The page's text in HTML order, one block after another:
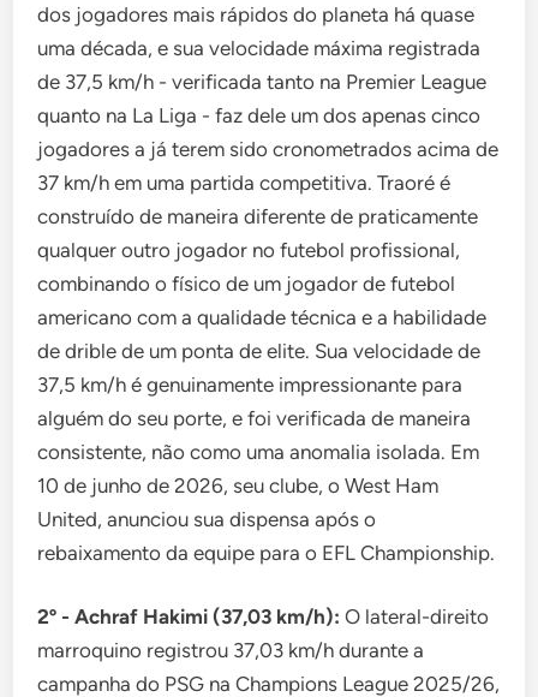
dos jogadores mais rápidos do planeta há quase
uma década, e sua velocidade máxima registrada
de 37,5 km/h - verificada tanto na Premier League
quanto na La Liga - faz dele um dos apenas cinco
jogadores a já terem sido cronometrados acima de
37 km/h em uma partida competitiva. Traoré é
construído de maneira diferente de praticamente
qualquer outro jogador no futebol profissional,
combinando o físico de um jogador de futebol
americano com a qualidade técnica e a habilidade
de drible de um ponta de elite. Sua velocidade de
37,5 km/h é genuinamente impressionante para
alguém do seu porte, e foi verificada de maneira
consistente, não como uma anomalia isolada. Em
10 de junho de 2026, seu clube, o West Ham
United, anunciou sua dispensa após o
rebaixamento da equipe para o EFL Championship.
2º - Achraf Hakimi (37,03 km/h): O lateral-direito
marroquino registrou 37,03 km/h durante a
campanha do PSG na Champions League 2025/26,